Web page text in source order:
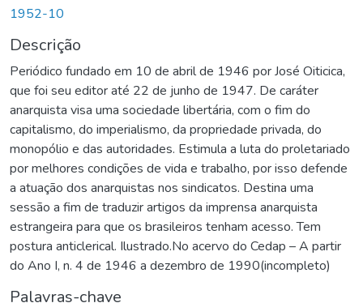
1952-10
Descrição
Periódico fundado em 10 de abril de 1946 por José Oiticica,
que foi seu editor até 22 de junho de 1947. De caráter
anarquista visa uma sociedade libertária, com o fim do
capitalismo, do imperialismo, da propriedade privada, do
monopólio e das autoridades. Estimula a luta do proletariado
por melhores condições de vida e trabalho, por isso defende
a atuação dos anarquistas nos sindicatos. Destina uma
sessão a fim de traduzir artigos da imprensa anarquista
estrangeira para que os brasileiros tenham acesso. Tem
postura anticlerical. Ilustrado.No acervo do Cedap – A partir
do Ano I, n. 4 de 1946 a dezembro de 1990(incompleto)
Palavras-chave